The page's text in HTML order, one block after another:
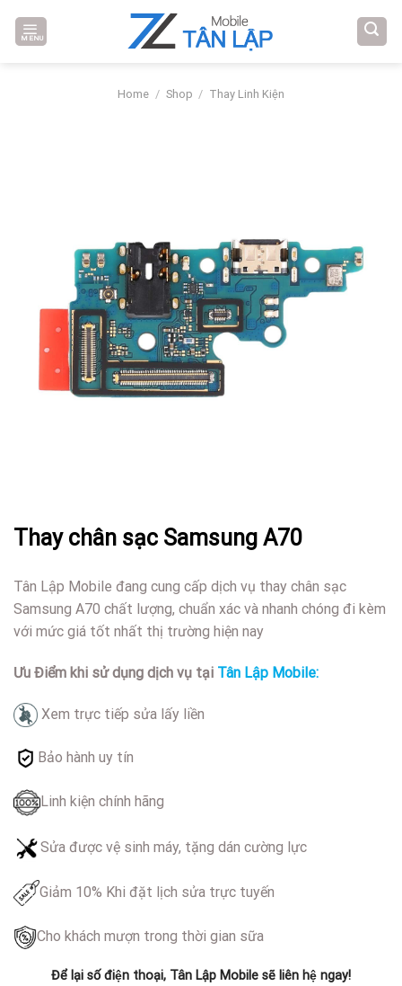
MENU
Home / Shop / Thay Linh Kiện
Thay chân sạc Samsung A70
Tân Lập Mobile đang cung cấp dịch vụ thay chân sạc
Samsung A70 chất lượng, chuẩn xác và nhanh chóng đi kèm
với mức giá tốt nhất thị trường hiện nay
Ưu Điểm khi sử dụng dịch vụ tại Tân Lập Mobile:
Xem trực tiếp sửa lấy liền
Bảo hành uy tín
Linh kiện chính hãng
Sửa được vệ sinh máy, tặng dán cường lực
Giảm 10% Khi đặt lịch sửa trực tuyến
Cho khách mượn trong thời gian sữa
Để lại số điện thoại, Tân Lập Mobile sẽ liên hệ ngay!